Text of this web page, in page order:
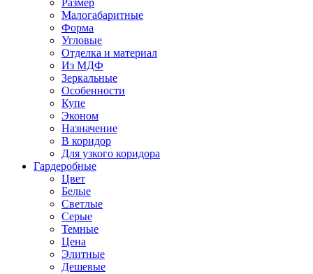
Размер
Малогабаритные
Форма
Угловые
Отделка и материал
Из МДФ
Зеркальные
Особенности
Купе
Эконом
Назначение
В коридор
Для узкого коридора
Гардеробные
Цвет
Белые
Светлые
Серые
Темные
Цена
Элитные
Дешевые